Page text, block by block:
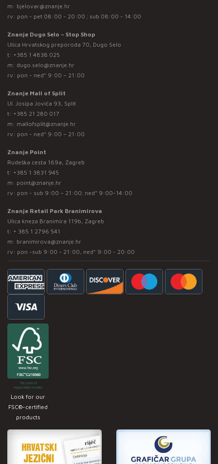
m: bjelovar@znanje.hr
rv: pon - pet 08:00 - 20:00 ; sub 08:00 - 14:00
Znanje Dugo Selo – Stop Shop
Ulica Hrvatskog preporoda 70, Dugo Selo
t: +385 1 4838 025
m: dugo.selo@znanje.hr
rv: pon - ned* 9:00 – 21:00
Znanje Mall of Split
Ul. Josipa Jovića 93, Split
t: +385 21 280 017
m: mallofsplit@znanje.hr
rv: pon - ned* 9:00 – 21:00
Znanje Point
Rudeška cesta 169a, Zagreb
t: +385 1 3831 945
m: point@znanje.hr
rv: pon - sub 9:00 – 21:00; ned* 9:00-14:00
Znanje Retail Park Branimirova
Ulica kneza Branimira 119b, Zagreb
t: + 385 1 2796 541
m: branimirova@znanje.hr
rv: pon -sub 9:00 - 21:00, ned* 9:00 - 20:00
Look for our
FSC®-certified
products